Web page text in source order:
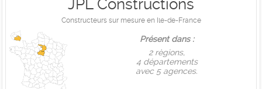
JPL Constructions
Constructeurs sur mesure en Ile-de-France
Présent dans :
2 règions,
4 départements
avec 5 agences.